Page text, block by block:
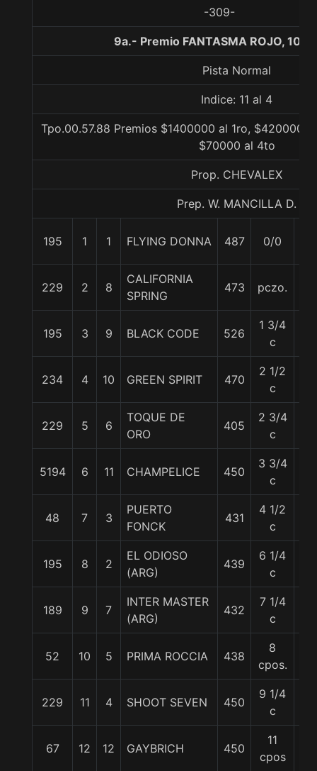
-309-
9a.- Premio FANTASMA ROJO,
Pista Normal
Indice: 11 al 4
Tpo.00.57.88 Premios $1400000 al 1ro, $420000
$70000 al 4to
Prop. CHEVALEX
Prep. W. MANCILLA D.
195 1 1 FLYING DONNA 487 0/0
229 2 8
CALIFORNIA
SPRING
473 pczo.
195 3 9 BLACK CODE 526
1 3/4
c
234 4 10 GREEN SPIRIT 470
2 1/2
c
229 5 6
TOQUE DE
ORO
405
2 3/4
c
5194 6 11 CHAMPELICE 450
3 3/4
c
48 7 3
PUERTO
FONCK
431
4 1/2
c
195 8 2
EL ODIOSO
(ARG)
439
6 1/4
c
189 9 7
INTER MASTER
(ARG)
432
7 1/4
c
52 10 5 PRIMA ROCCIA 438
8
cpos.
229 11 4 SHOOT SEVEN 450
9 1/4
c
67 12 12 GAYBRICH 450
11
cpos